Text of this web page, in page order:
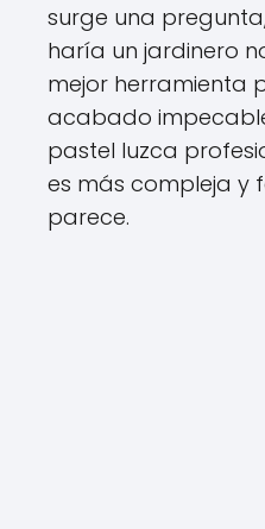
surge una
haría un jardinero
mejor herramienta
acabado
pastel luzca
es más compleja y
parece.